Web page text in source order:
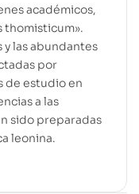
académicos,
thomisticum».
las abundantes
por
de estudio en
a las
sido preparadas
leonina.